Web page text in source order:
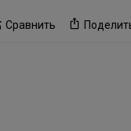
Сравнить